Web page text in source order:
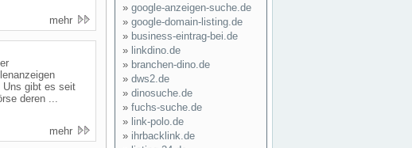
mehr
Uns gibt es seit
deren ...
mehr
» google-anzeigen-suche.de
» google-domain-listing.de
» business-eintrag-bei.de
» linkdino.de
» branchen-dino.de
» dws2.de
» dinosuche.de
» fuchs-suche.de
» link-polo.de
» ihrbacklink.de